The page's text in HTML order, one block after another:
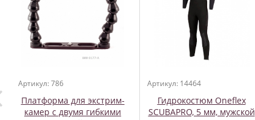
Артикул: 786
Платформа для экстрим-
камер с двумя гибкими
Артикул: 14464
Гидрокостюм Oneflex
SCUBAPRO, 5 мм, мужской